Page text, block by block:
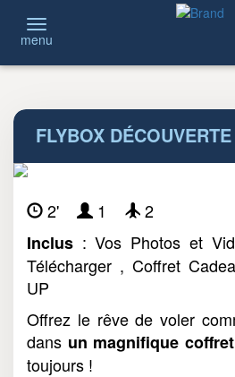
menu
FLYBOX
2' 1
2
Inclus : Vos Photos et
Télécharger , Coffret
UP
Offrez le rêve de voler
dans un magnifique coffret
toujours !